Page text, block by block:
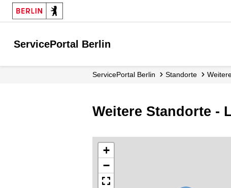
ServicePortal Berlin
ServicePortal Berlin Standorte
Weitere Standorte -
+
−